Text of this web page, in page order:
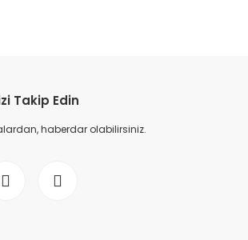
Takip Edin
haberdar olabilirsiniz.